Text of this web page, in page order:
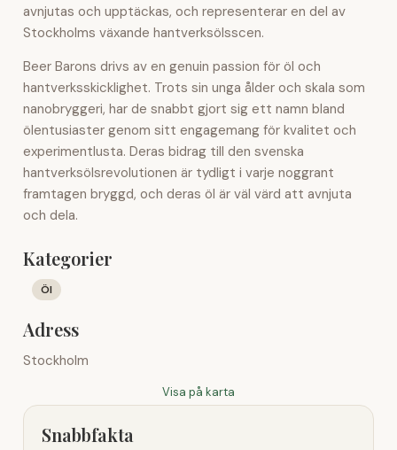
avnjutas och upptäckas, och representerar en del av
Stockholms växande hantverksölsscen.
Beer Barons drivs av en genuin passion för öl och
hantverksskicklighet. Trots sin unga ålder och skala som
nanobryggeri, har de snabbt gjort sig ett namn bland
ölentusiaster genom sitt engagemang för kvalitet och
experimentlusta. Deras bidrag till den svenska
hantverksölsrevolutionen är tydligt i varje noggrant
framtagen bryggd, och deras öl är väl värd att avnjuta
och dela.
Kategorier
Öl
Adress
Stockholm
Visa på karta
Snabbfakta